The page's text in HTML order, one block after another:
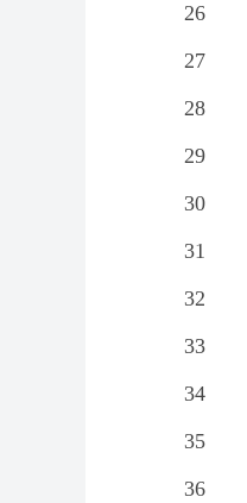
26
27
28
29
30
31
32
33
34
35
36